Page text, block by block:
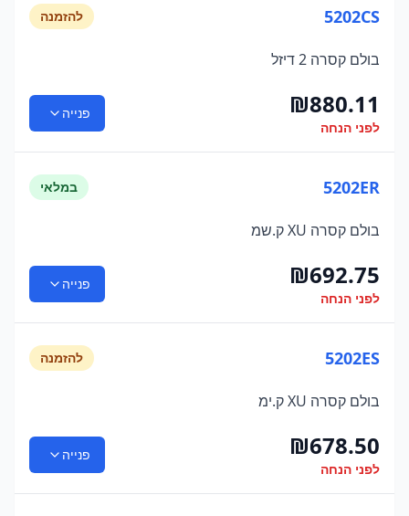
5202CS להזמנה
בולם קסרה 2 דיזל
₪880.11
לפני הנחה
פנייה
5202ER במלאי
בולם קסרה XU ק.שמ
₪692.75
לפני הנחה
פנייה
5202ES להזמנה
בולם קסרה XU ק.ימ
₪678.50
לפני הנחה
פנייה